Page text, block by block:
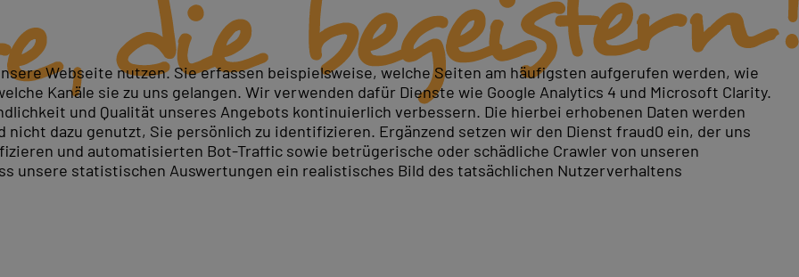
optimieren
Webseite nutzen. Sie erfassen beispielsweise, welche Seiten am häufigsten aufgerufen werden, wie
Kanäle sie zu uns gelangen. Wir verwenden dafür Dienste wie Google Analytics 4 und Microsoft Clarity.
und Qualität unseres Angebots kontinuierlich verbessern. Die hierbei erhobenen Daten werden
dazu genutzt, Sie persönlich zu identifizieren. Ergänzend setzen wir den Dienst fraud0 ein, der uns
und automatisierten Bot-Traffic sowie betrügerische oder schädliche Crawler von unseren
unsere statistischen Auswertungen ein realistisches Bild des tatsächlichen Nutzerverhaltens